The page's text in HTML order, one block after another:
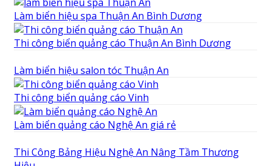
Làm biển hiệu spa Thuận An Bình Dương
Thi công biển quảng cáo Thuận An Bình Dương
Làm biển hiệu salon tóc Thuận An
Thi công biển quảng cáo Vinh
Làm biển quảng cáo Nghệ An giá rẻ
Thi Công Bảng Hiệu Nghệ An Nâng Tầm Thương